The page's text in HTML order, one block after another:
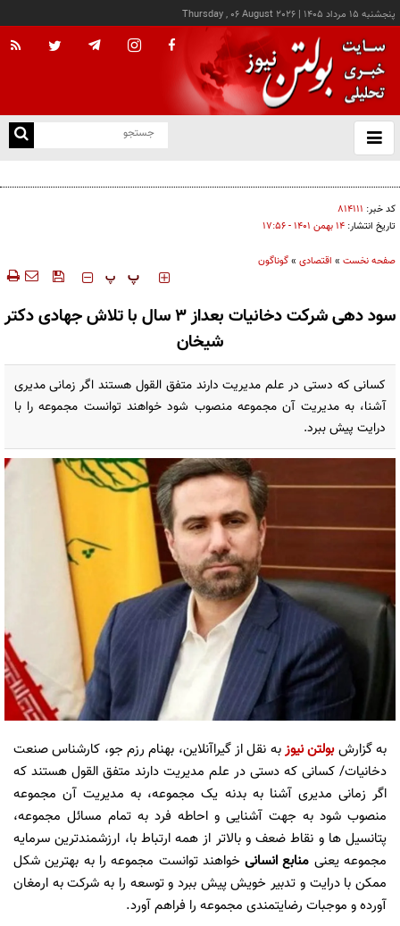
پنجشنبه ۱۵ مرداد ۱۴۰۵ |
Thursday , 06 August 2026
باز
و
کد خبر: ۸۱۴۱۱۱
تاریخ انتشار: ۱۴ بهمن ۱۴۰۱ - ۱۷:۵۶
صفحه نخست » اقتصادی »گوناگون
‍‍‍ پ پ
سود دهی شرکت دخانیات بعداز ۳ سال با تلاش جهادی دکتر
شیخان
کسانی که دستی در علم مدیریت دارند متفق القول هستند اگر زمانی مدیری
آشنا، به مدیریت آن مجموعه منصوب شود خواهند توانست مجموعه را با
درایت پیش ببرد.
به گزارش بولتن نیوزبه نقل از گیراآنلاین، بهنام رزم جو، کارشناس صنعت
دخانیات/ کسانی که دستی در علم مدیریت دارند متفق القول هستند که
اگر زمانی مدیری آشنا به بدنه یک مجموعه، به مدیریت آن مجموعه
منصوب شود به جهت آشنایی و احاطه فرد به تمام مسائل مجموعه،
پتانسیل ها و نقاط ضعف و بالاتر از همه ارتباط با، ارزشمندترین سرمایه
مجموعه یعنی منابع انسانیخواهند توانست مجموعه را به بهترین شکل
ممکن با درایت و تدبیر خویش پیش ببرد و توسعه را به شرکت به ارمغان
آورده و موجبات رضایتمندی مجموعه را فراهم آورد.